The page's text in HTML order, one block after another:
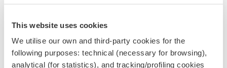
This website uses cookies
We utilise our own and third-party cookies for the
following purposes: technical (necessary for browsing),
analytical (for statistics), and tracking/profiling cookies
MTB & E-MTB
Storie